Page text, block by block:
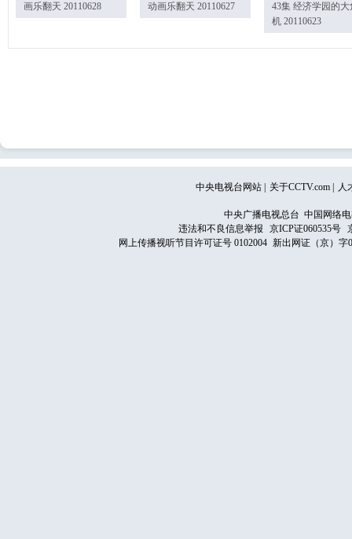
画乐翻天 20110628
动画乐翻天 20110627
43集 经济学园的大
机 20110623
中央电视台网站 关于CCTV.com 人
中央广播电视总台 中国网络
违法和不良信息举报
京ICP证060535号
网上传播视听节目许可证号 0102004 新出网证（京）